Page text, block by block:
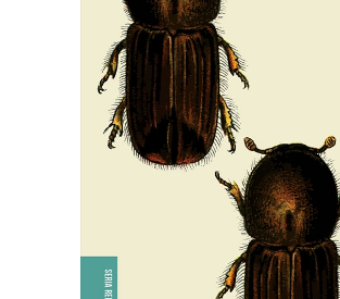
SZKODNIKI
Walka toczyła się nie tylko
ale i w głowach ludzi.
59.90zł 38.94
KSIĄŻKA DO KOSZYKA